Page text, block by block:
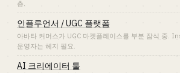
층.
인플루언서 / UGC 플랫폼
아바타 커머스가 UGC 마켓플레이스를 부분 잠식 중.
운영자는 헤지 필요.
AI 크리에이터 툴